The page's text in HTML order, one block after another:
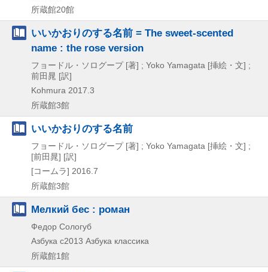
所蔵館20館
いいかおりのする名前 = The sweet-scented
name : the rose version
フョードル・ソログープ [著] ; Yoko Yamagata [挿絵・文] ;
前田晁 [訳]
Kohmura 2017.3
所蔵館3館
いいかおりのする名前
フョードル・ソログープ [著] ; Yoko Yamagata [挿絵・文] ;
[前田晁] [訳]
[コームラ] 2016.7
所蔵館3館
Мелкий бес : роман
Федор Сологуб
Азбука c2013 Азбука классика
所蔵館1館